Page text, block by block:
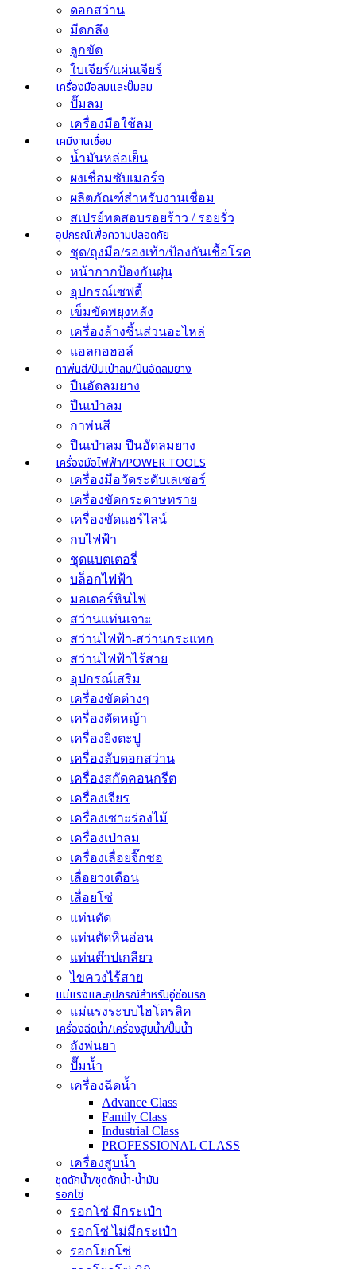
ดอกสว่าน
มีดกลึง
ลูกขัด
ใบเจียร์/แผ่นเจียร์
เครื่องมือลมและปั๊มลม
ปั๊มลม
เครื่องมือใช้ลม
เคมีงานเชื่อม
น้ำมันหล่อเย็น
ผงเชื่อมซับเมอร์จ
ผลิตภัณฑ์สำหรับงานเชื่อม
สเปรย์ทดสอบรอยร้าว / รอยรั่ว
อุปกรณ์เพื่อความปลอดภัย
ชุด/ถุงมือ/รองเท้า/ป้องกันเชื้อโรค
หน้ากากป้องกันฝุ่น
อุปกรณ์เซฟตี้
เข็มขัดพยุงหลัง
เครื่องล้างชิ้นส่วนอะไหล่
แอลกอฮอล์
กาพ่นสี/ปืนเป่าลม/ปืนอัดลมยาง
ปืนอัดลมยาง
ปืนเป่าลม
กาพ่นสี
ปืนเป่าลม ปืนอัดลมยาง
เครื่องมือไฟฟ้า/POWER TOOLS
เครื่องมือวัดระดับเลเซอร์
เครื่องขัดกระดาษทราย
เครื่องขัดแฮร์ไลน์
กบไฟฟ้า
ชุดแบตเตอรี่
บล็อกไฟฟ้า
มอเตอร์หินไฟ
สว่านแท่นเจาะ
สว่านไฟฟ้า-สว่านกระแทก
สว่านไฟฟ้าไร้สาย
อุปกรณ์เสริม
เครื่องขัดต่างๆ
เครื่องตัดหญ้า
เครื่องยิงตะปู
เครื่องลับดอกสว่าน
เครื่องสกัดคอนกรีต
เครื่องเจียร
เครื่องเซาะร่องไม้
เครื่องเป่าลม
เครื่องเลื่อยจิ๊กซอ
เลื่อยวงเดือน
เลื่อยโซ่
แท่นตัด
แท่นตัดหินอ่อน
แท่นต๊าปเกลียว
ไขควงไร้สาย
แม่แรงและอุปกรณ์สำหรับอู่ซ่อมรถ
แม่แรงระบบไฮโดรลิค
เครื่องฉีดน้ำ/เครื่องสูบน้ำ/ปั๊มน้ำ
ถังพ่นยา
ปั๊มน้ำ
เครื่องฉีดน้ำ
Advance Class
Family Class
Industrial Class
PROFESSIONAL CLASS
เครื่องสูบน้ำ
ชุดดักน้ำ/ชุดดักน้ำ-น้ำมัน
รอกโซ่
รอกโซ่ มีกระเป๋า
รอกโซ่ ไม่มีกระเป๋า
รอกโยกโซ่